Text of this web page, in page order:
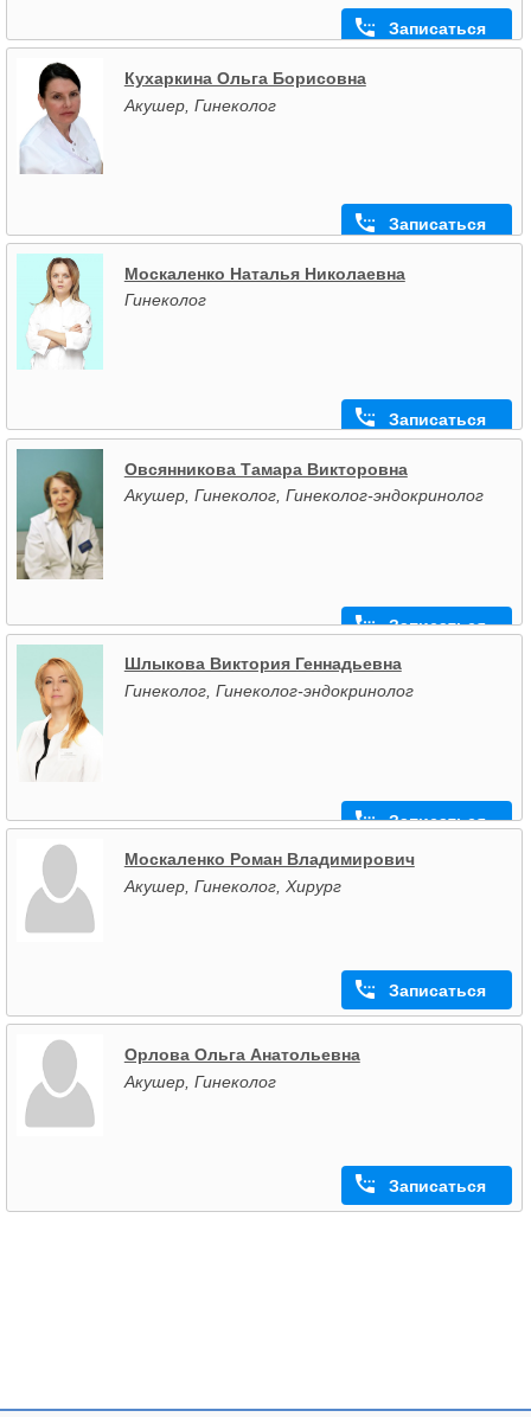
Записаться
Кухаркина Ольга Борисовна
Акушер, Гинеколог
Записаться
Москаленко Наталья Николаевна
Гинеколог
Записаться
Овсянникова Тамара Викторовна
Акушер, Гинеколог, Гинеколог-эндокринолог
Записаться
Шлыкова Виктория Геннадьевна
Гинеколог, Гинеколог-эндокринолог
Записаться
Москаленко Роман Владимирович
Акушер, Гинеколог, Хирург
Записаться
Орлова Ольга Анатольевна
Акушер, Гинеколог
Записаться